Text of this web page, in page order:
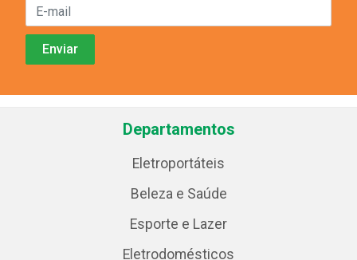
Departamentos
Eletroportáteis
Beleza e Saúde
Esporte e Lazer
Eletrodomésticos